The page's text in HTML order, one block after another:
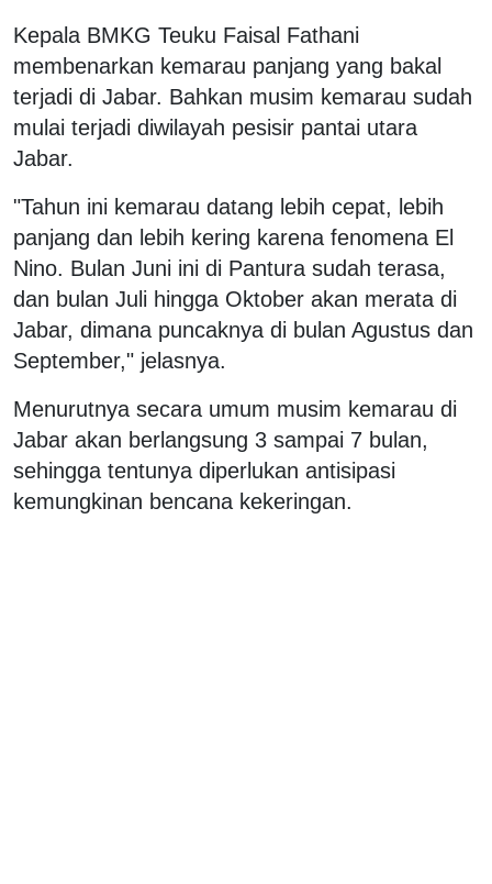
Kepala BMKG Teuku Faisal Fathani
membenarkan kemarau panjang yang bakal
terjadi di Jabar. Bahkan musim kemarau sudah
mulai terjadi diwilayah pesisir pantai utara
Jabar.
"Tahun ini kemarau datang lebih cepat, lebih
panjang dan lebih kering karena fenomena El
Nino. Bulan Juni ini di Pantura sudah terasa,
dan bulan Juli hingga Oktober akan merata di
Jabar, dimana puncaknya di bulan Agustus dan
September," jelasnya.
Menurutnya secara umum musim kemarau di
Jabar akan berlangsung 3 sampai 7 bulan,
sehingga tentunya diperlukan antisipasi
kemungkinan bencana kekeringan.